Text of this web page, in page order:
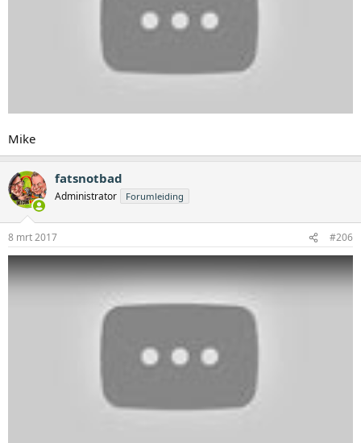
Mike
fatsnotbad
Administrator Forumleiding
8 mrt 2017 #206